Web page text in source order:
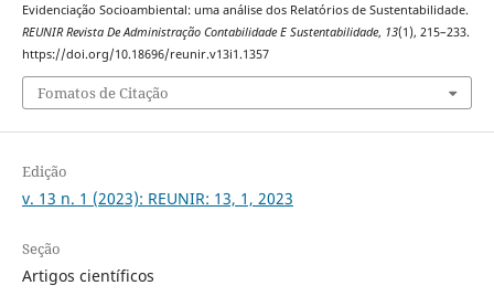
Evidenciação Socioambiental: uma análise dos Relatórios de Sustentabilidade.
REUNIR Revista De Administração Contabilidade E Sustentabilidade, 13(1), 215–233.
https://doi.org/10.18696/reunir.v13i1.1357
Fomatos de Citação
Edição
v. 13 n. 1 (2023): REUNIR: 13, 1, 2023
Seção
Artigos científicos